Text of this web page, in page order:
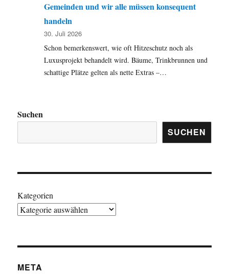
Gemeinden und wir alle müssen konsequent
handeln
30. Juli 2026
Schon bemerkenswert, wie oft Hitzeschutz noch als
Luxusprojekt behandelt wird. Bäume, Trinkbrunnen und
schattige Plätze gelten als nette Extras –…
Suchen
SUCHEN
Kategorien
META